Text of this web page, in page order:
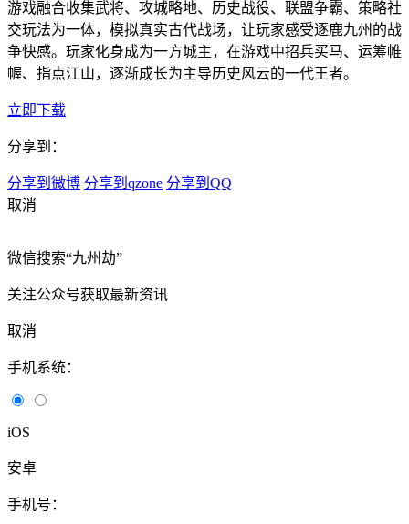
游戏融合收集武将、攻城略地、历史战役、联盟争霸、策略社
交玩法为一体，模拟真实古代战场，让玩家感受逐鹿九州的战
争快感。玩家化身成为一方城主，在游戏中招兵买马、运筹帷
幄、指点江山，逐渐成长为主导历史风云的一代王者。
立即下载
分享到：
分享到微博 分享到qzone 分享到QQ
取消
微信搜索“九州劫”
关注公众号获取最新资讯
取消
手机系统：
iOS
安卓
手机号：